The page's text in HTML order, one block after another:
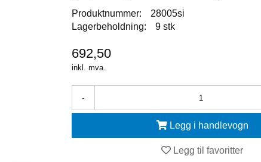
Produktnummer:
28005si
Lagerbeholdning:
9 stk
692,50
inkl. mva.
-
Legg i handlevogn
Legg til favoritter